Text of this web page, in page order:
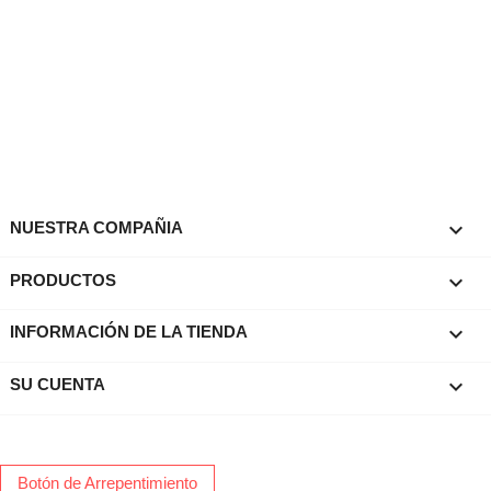
NUESTRA COMPAÑIA 
PRODUCTOS 
INFORMACIÓN DE LA TIENDA keyboard_arrow_down
SU CUENTA 
Botón de Arrepentimiento